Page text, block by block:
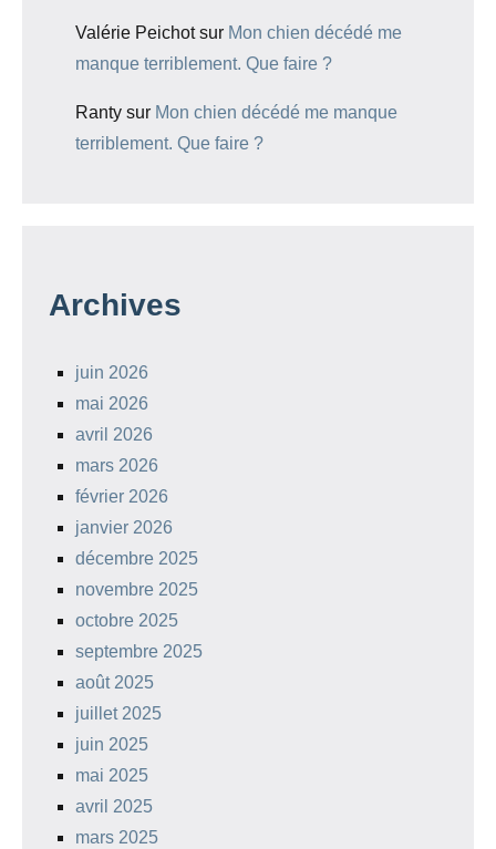
Valérie Peichotsur Mon chien décédé me
manque terriblement. Que faire ?
Ranty sur Mon chien décédé me manque
terriblement. Que faire ?
Archives
juin 2026
mai 2026
avril 2026
mars 2026
février 2026
janvier 2026
décembre 2025
novembre 2025
octobre 2025
septembre 2025
août 2025
juillet 2025
juin 2025
mai 2025
avril 2025
mars 2025